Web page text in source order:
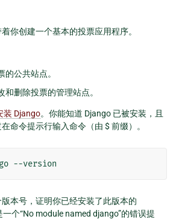
你创建一个基本的投票应用程序。
公共站点。
删除投票的管理站点。
装 Django。你能知道 Django 已被安装，且
命令提示行输入命令（由 $ 前缀）。
本号，证明你已经安装了此版本的
个“No module named django”的错误提